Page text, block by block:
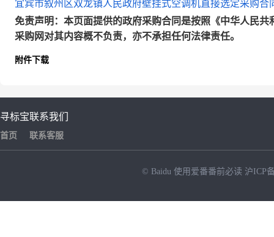
宜宾市叙州区双龙镇人民政府壁挂式空调机直接选定采购合
免责声明：本页面提供的政府采购合同是按照《中华人民
采购网对其内容概不负责，亦不承担任何法律责任。
附件下载
寻标宝
首页
联系我们
联系客服
© Baidu 使用爱番番前必读 沪ICP